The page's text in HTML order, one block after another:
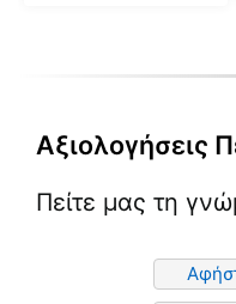
Αξιολογήσεις
Πείτε μας τη